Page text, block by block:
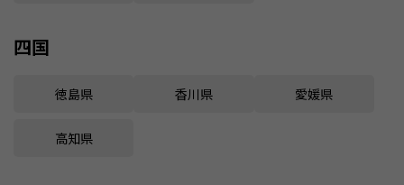
四国
徳島県 香川県 愛媛県
高知県